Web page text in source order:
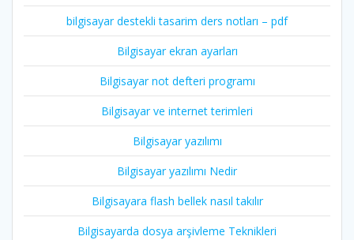
bilgisayar destekli tasarim ders notları – pdf
Bilgisayar ekran ayarları
Bilgisayar not defteri programı
Bilgisayar ve internet terimleri
Bilgisayar yazılımı
Bilgisayar yazılımı Nedir
Bilgisayara flash bellek nasıl takılır
Bilgisayarda dosya arşivleme Teknikleri